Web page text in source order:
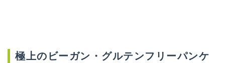
極上のビーガン・グルテンフリーパンケ